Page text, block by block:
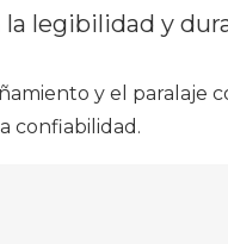
y
y el paralaje
confiabilidad.